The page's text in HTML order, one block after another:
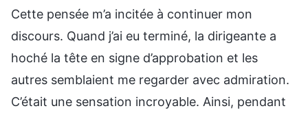
Cette pensée m’a incitée à continuer mon
discours. Quand j’ai eu terminé, la dirigeante a
hoché la tête en signe d’approbation et les
autres semblaient me regarder avec admiration.
C’était une sensation incroyable. Ainsi, pendant